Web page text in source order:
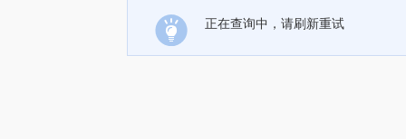
正在查询中，请刷新重试